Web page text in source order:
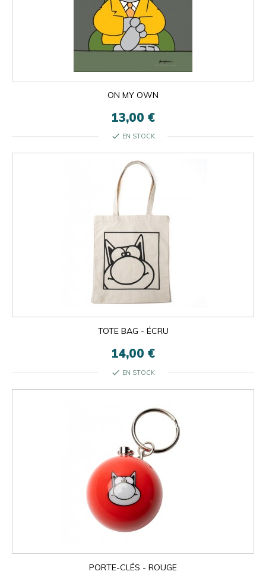
ON MY OWN
13,00 €
check EN STOCK
TOTE BAG - ÉCRU
14,00 €
check EN STOCK
PORTE-CLÉS - ROUGE